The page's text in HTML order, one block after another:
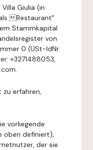
Giulia (in
Restaurant"
Stammkapital
von
0 (USt-IdNr.
+3271488053,
zu erfahren,
vorliegende
oben definiert),
der sie